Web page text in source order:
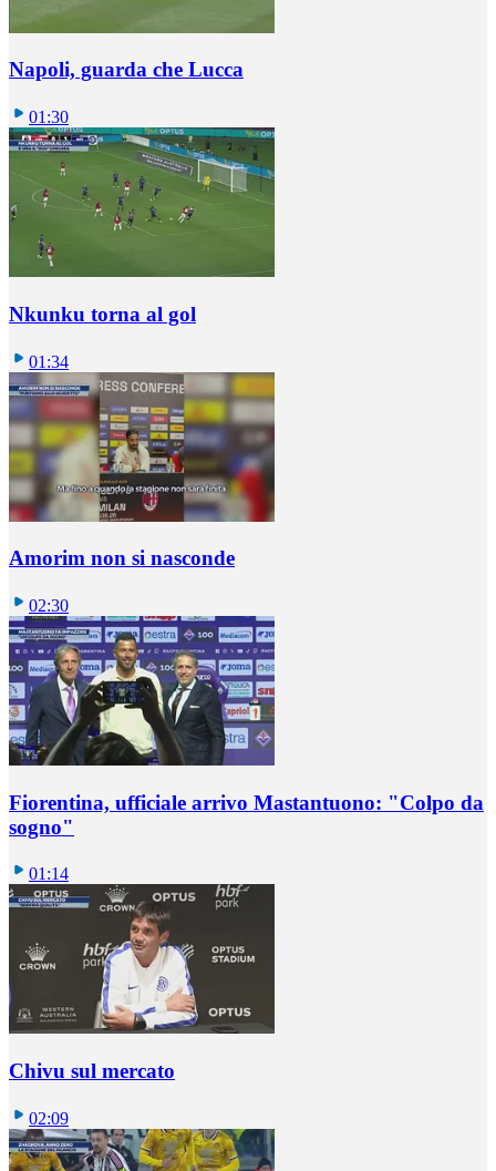
Napoli, guarda che Lucca
01:30
Nkunku torna al gol
01:34
Amorim non si nasconde
02:30
Fiorentina, ufficiale arrivo Mastantuono: "Colpo da
sogno"
01:14
Chivu sul mercato
02:09